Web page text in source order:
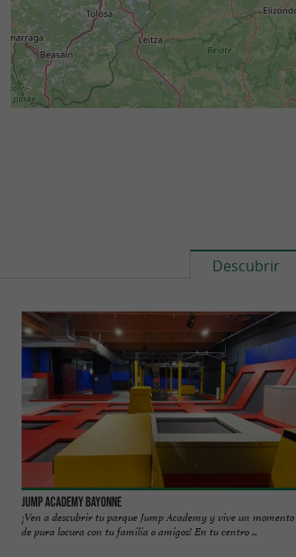
Descubrir
Jump Academy Bayonne
¡Ven a descubrir tu parque Jump Academy y vive un momento
de pura locura con tu familia o amigos! En tu centro ...